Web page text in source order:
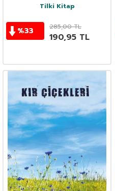
Tilki Kitap
%33 285,00TL
190,95 TL